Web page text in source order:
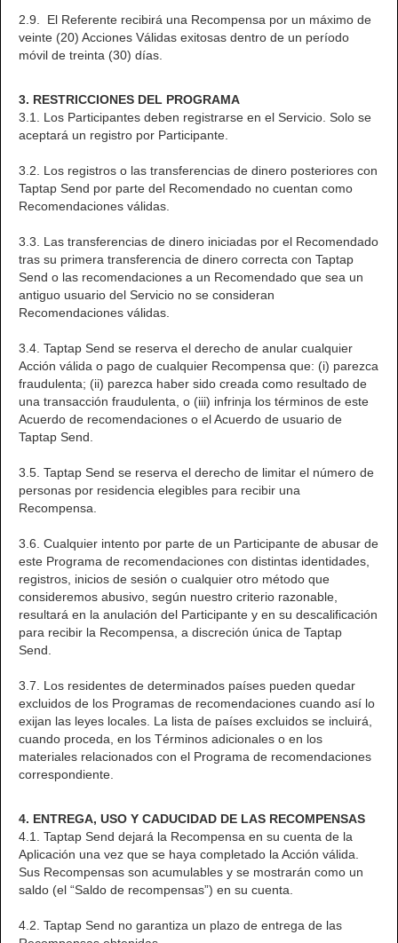
2.9. El Referente recibirá una Recompensa por un máximo de
veinte (20) Acciones Válidas exitosas dentro de un período
móvil de treinta (30) días.
3. RESTRICCIONES DEL PROGRAMA
3.1. Los Participantes deben registrarse en el Servicio. Solo se
aceptará un registro por Participante.
3.2. Los registros o las transferencias de dinero posteriores con
Taptap Send por parte del Recomendado no cuentan como
Recomendaciones válidas.
3.3. Las transferencias de dinero iniciadas por el Recomendado
tras su primera transferencia de dinero correcta con Taptap
Send o las recomendaciones a un Recomendado que sea un
antiguo usuario del Servicio no se consideran
Recomendaciones válidas.
3.4. Taptap Send se reserva el derecho de anular cualquier
Acción válida o pago de cualquier Recompensa que: (i) parezca
fraudulenta; (ii) parezca haber sido creada como resultado de
una transacción fraudulenta, o (iii) infrinja los términos de este
Acuerdo de recomendaciones o el Acuerdo de usuario de
Taptap Send.
3.5. Taptap Send se reserva el derecho de limitar el número de
personas por residencia elegibles para recibir una
Recompensa.
3.6. Cualquier intento por parte de un Participante de abusar de
este Programa de recomendaciones con distintas identidades,
registros, inicios de sesión o cualquier otro método que
consideremos abusivo, según nuestro criterio razonable,
resultará en la anulación del Participante y en su descalificación
para recibir la Recompensa, a discreción única de Taptap
Send.
3.7. Los residentes de determinados países pueden quedar
excluidos de los Programas de recomendaciones cuando así lo
exijan las leyes locales. La lista de países excluidos se incluirá,
cuando proceda, en los Términos adicionales o en los
materiales relacionados con el Programa de recomendaciones
correspondiente.
4. ENTREGA, USO Y CADUCIDAD DE LAS RECOMPENSAS
4.1. Taptap Send dejará la Recompensa en su cuenta de la
Aplicación una vez que se haya completado la Acción válida.
Sus Recompensas son acumulables y se mostrarán como un
saldo (el “Saldo de recompensas”) en su cuenta.
4.2. Taptap Send no garantiza un plazo de entrega de las